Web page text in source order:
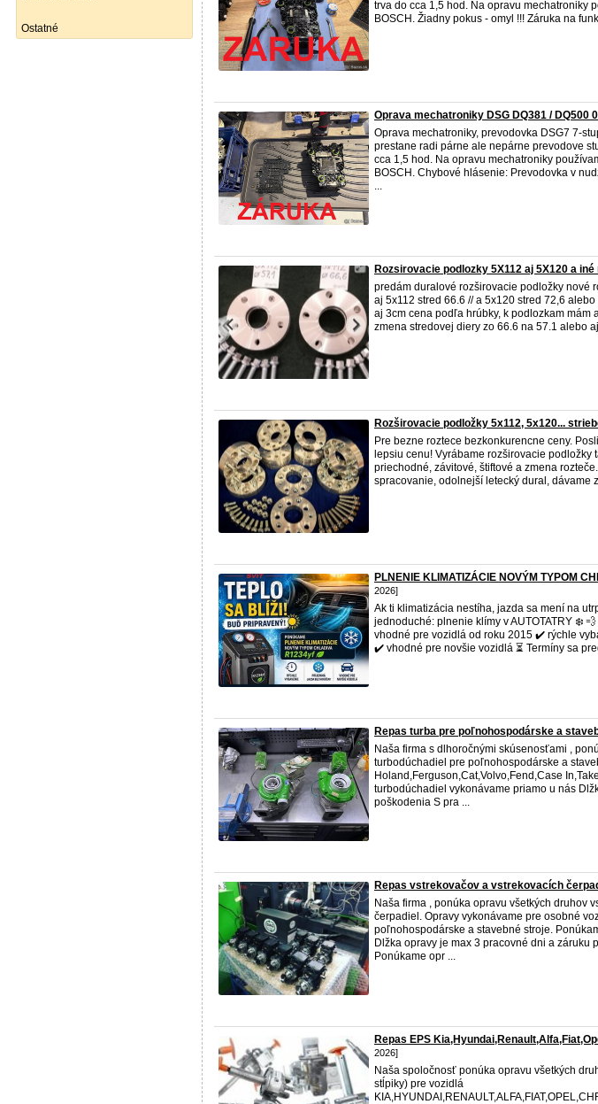
Ostatné
trva do cca 1,5 hod. Na opravu mechatroniky
BOSCH. Žiadny pokus - omyl !!! Záruka na
Oprava mechatroniky DSG DQ381 / DQ500
Oprava mechatroniky, prevodovka DSG7 7-
prestane radi párne ale nepárne prevodove
cca 1,5 hod. Na opravu mechatroniky
BOSCH. Chybové hlásenie: Prevodovka v
...
Rozsirovacie podlozky 5X112 aj 5X120 a
predám duralové rozširovacie podložky nové
aj 5x112 stred 66.6 // a 5x120 stred 72,6
aj 3cm cena podľa hrúbky, k podlozkam mám
zmena stredovej diery zo 66.6 na 57.1 alebo
Rozširovacie podložky 5x112, 5x120...
Pre bezne roztece bezkonkurencne ceny.
lepsiu cenu! Vyrábame rozširovacie podložky
priechodné, závitové, štiftové a zmena
spracovanie, odolnejší letecký dural, dávame
PLNENIE KLIMATIZÁCIE NOVÝM TYPOM
2026]
Ak ti klimatizácia nestíha, jazda sa mení na
jednoduché: plnenie klímy v AUTOTATRY ❄️
vhodné pre vozidlá od roku 2015 ✔️ rýchle
✔️ vhodné pre novšie vozidlá ⏳ Termíny sa
Repas turba pre poľnohospodárske a
Naša firma s dlhoročnými skúsenosťami ,
turbodúchadiel pre poľnohospodárske a
Holand,Ferguson,Cat,Volvo,Fend,Case
turbodúchadiel vykonávame priamo u nás
poškodenia S pra ...
Repas vstrekovačov a vstrekovacích
Naša firma , ponúka opravu všetkých druhov
čerpadiel. Opravy vykonávame pre osobné
poľnohospodárske a stavebné stroje.
Dlžka opravy je max 3 pracovné dni a záruku
Ponúkame opr ...
Repas EPS
2026]
Naša spoločnosť ponúka opravu všetkých
stĺpiky) pre vozidlá